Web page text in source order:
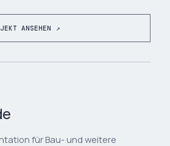
ANSEHEN ↗
für Bau- und weitere